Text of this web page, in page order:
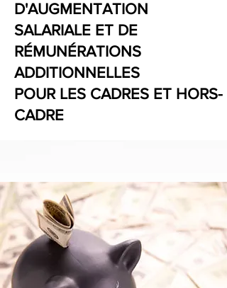
D'AUGMENTATION
SALARIALE ET DE
RÉMUNÉRATIONS
ADDITIONNELLES
POUR LES CADRES ET HORS-
CADRE